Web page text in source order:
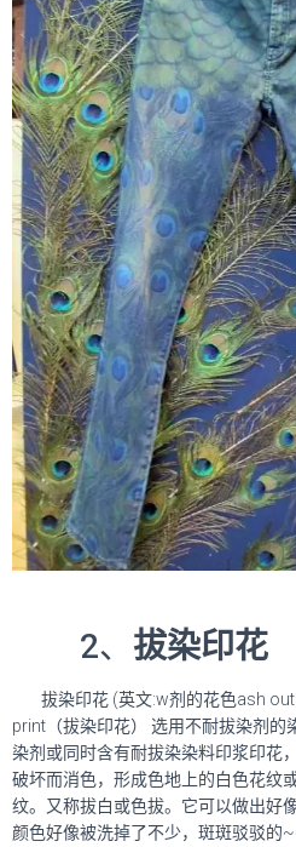
2、 拔染印花
拔染印花 (英文:w剂的花色ash
print（拔染印花） 选用不耐拔染剂的
染剂或同时含有耐拔染染料印浆印花
破坏而消色，形成色地上的白色花纹
纹。又称拔白或色拔。它可以做出好
颜色好像被洗掉了不少，斑斑驳驳的